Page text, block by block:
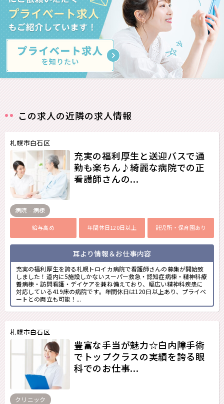
この求人の近隣の求人情報
札幌市白石区
充実の福利厚生と送迎バスで通
勤も楽ちん♪綺麗な病院での正
看護師さんの...
病院 - 病棟
給与高め 年間休日120日以上 託児所・保育園あり
耳より情報＆お仕事内容
充実の福利厚生を誇る札幌トロイカ病院で看護師さんの募集が開始致
しました！道内に5施設しかないスーパー救急・認知症病棟・精神科療
養病棟・訪問看護・デイケアを兼ね備えており、幅広い精神科疾患に
対応している419床の病院です。年間休日は120日以上あり、プライベ
ートとの両立も可能！...
札幌市白石区
豊富な手当が魅力☆白内障手術
でトップクラスの実績を誇る眼
科でのお仕事...
クリニック